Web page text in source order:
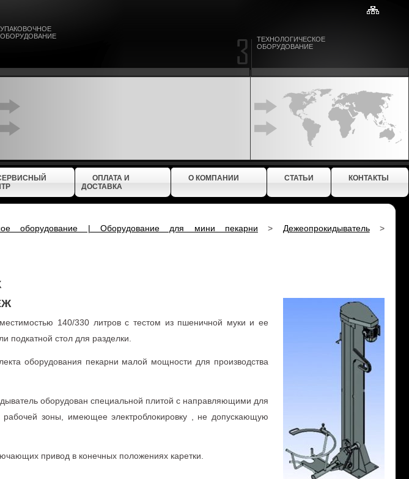
УПАКОВОЧНОЕ
ОБОРУДОВАНИЕ
ТЕХНОЛОГИЧЕСКОЕ
ОБОРУДОВАНИЕ
ОПЛАТА И
ДОСТАВКА
О КОМПАНИИ СТАТЬИ КОНТАКТЫ
оборудование | Оборудование для мини пекарни > Дежеопрокидыватель>
140/330 литров с тестом из пшеничной муки и ее
подкатной стол для разделки.
оборудования пекарни малой мощности для производства
оборудован специальной плитой с направляющими для
зоны, имеющее электроблокировку , не допускающую
привод в конечных положениях каретки.